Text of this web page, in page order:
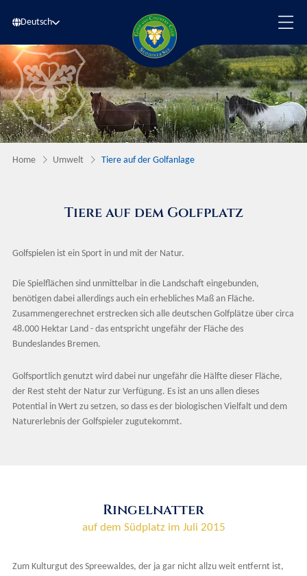
Deutsch
Home Umwelt Tiere auf der Golfanlage
Tiere auf dem Golfplatz
Golfspielen ist ein Sport in und mit der Natur.
Die Spielflächen sind unmittelbar in die Landschaft eingebunden,
benötigen dabei allerdings auch ein erhebliches Maß an Fläche.
Zusammengerechnet erstrecken sich alle deutschen Golfplätze über circa
48.000 Hektar Land - das entspricht ungefähr der Fläche des
Bundeslandes Bremen.
Golfsportlich genutzt wird dabei nur ungefähr die Hälfte dieser Fläche,
der Rest steht der Natur zur Verfügung. Es ist an uns allen dieses
Potential in Wert zu setzen, so dass es der biologischen Vielfalt und dem
Naturerlebnis der Golfspieler zugutekommt.
Ringelnatter
auf dem Südplatz im Juli 2015
Zum Kulturgut des Spreewaldes, der ja gar nicht allzu weit entfernt ist,